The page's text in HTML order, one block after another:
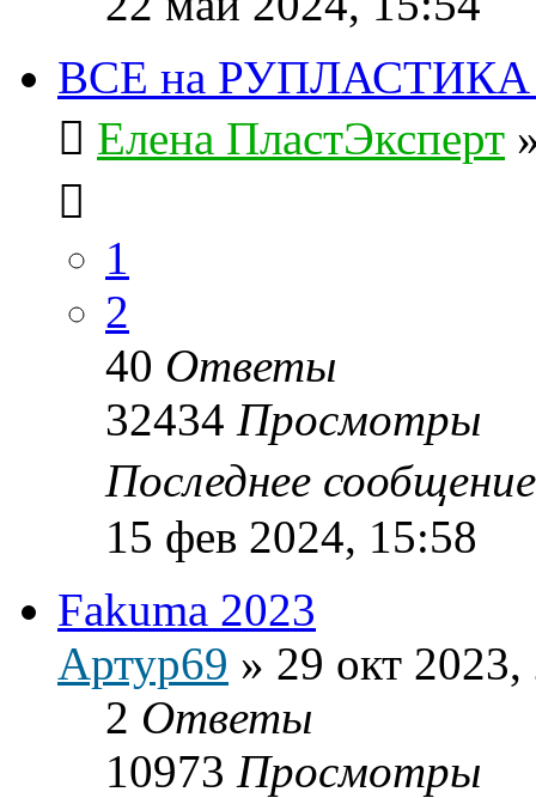
ВСЕ на РУПЛАСТИКА
Елена ПластЭксперт
1
2
40 Ответы
32434 Просмотры
Последнее
15 фев 2024, 15:58
Fakuma 2023
Артур69 » 29 окт 2023,
2 Ответы
10973 Просмотры